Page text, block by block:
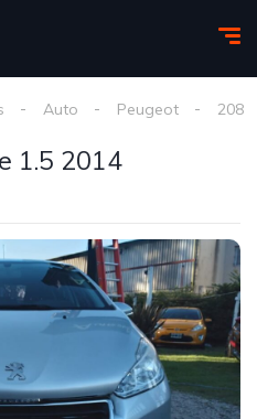
Auto Peugeot 208
1.5 2014